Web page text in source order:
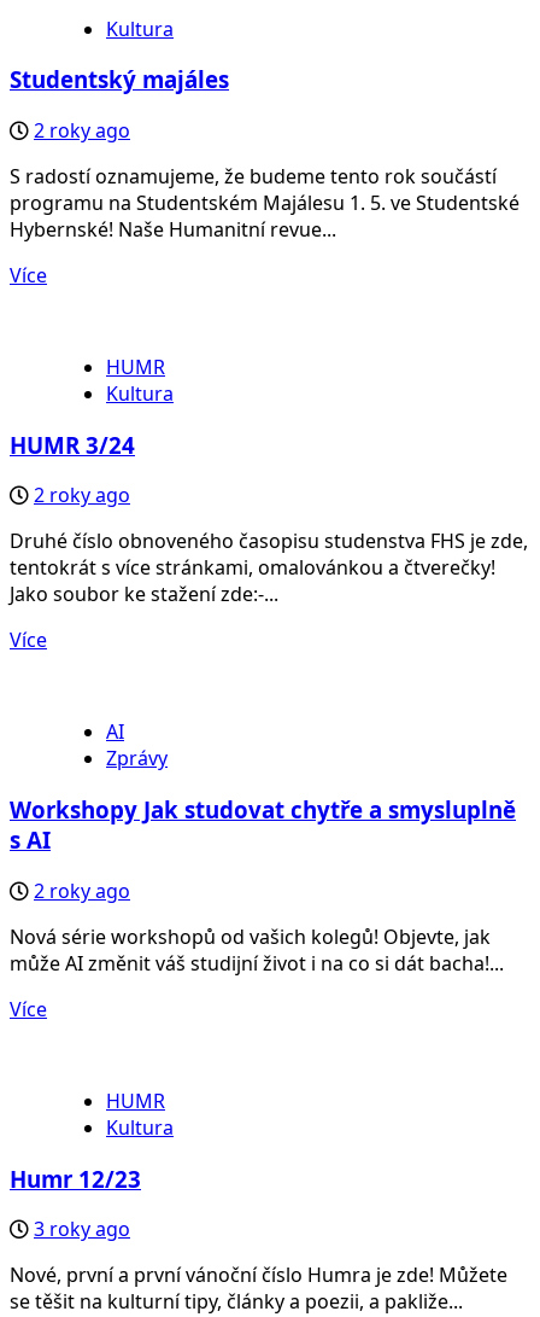
Kultura
Studentský majáles
2 roky ago
S radostí oznamujeme, že budeme tento rok součástí
programu na Studentském Majálesu 1. 5. ve Studentské
Hybernské! Naše Humanitní revue...
Více
HUMR
Kultura
HUMR 3/24
2 roky ago
Druhé číslo obnoveného časopisu studenstva FHS je zde,
tentokrát s více stránkami, omalovánkou a čtverečky!
Jako soubor ke stažení zde:-...
Více
AI
Zprávy
Workshopy Jak studovat chytře a smysluplně
s AI
2 roky ago
Nová série workshopů od vašich kolegů! Objevte, jak
může AI změnit váš studijní život i na co si dát bacha!...
Více
HUMR
Kultura
Humr 12/23
3 roky ago
Nové, první a první vánoční číslo Humra je zde! Můžete
se těšit na kulturní tipy, články a poezii, a pakliže...